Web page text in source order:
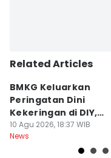
Related Articles
BMKG Keluarkan
Peringatan Dini
Kekeringan di DIY,
Kategori Awas
10 Agu 2026, 18:37 WIB
News